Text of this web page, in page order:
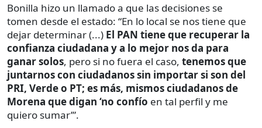
Bonilla hizo un llamado a que las decisiones se
tomen desde el estado: “En lo local se nos tiene que
dejar determinar (...) El PAN tiene que recuperar la
confianza ciudadana y a lo mejor nos da para
ganar solos, pero si no fuera el caso, tenemos que
juntarnos con ciudadanos sin importar si son del
PRI, Verde o PT; es más, mismos ciudadanos de
Morena que digan ‘no confío en tal perfil y me
quiero sumar’”.